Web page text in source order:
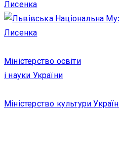
Міністерство освіти
і науки України
Міністерство культури